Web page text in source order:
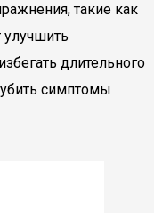
такие как
улучшить
длительного
симптомы